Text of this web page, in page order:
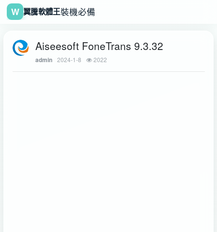
W 翼騰軟體王裝機必備
Aiseesoft FoneTrans 9.3.32
admin 2024-1-8 2022